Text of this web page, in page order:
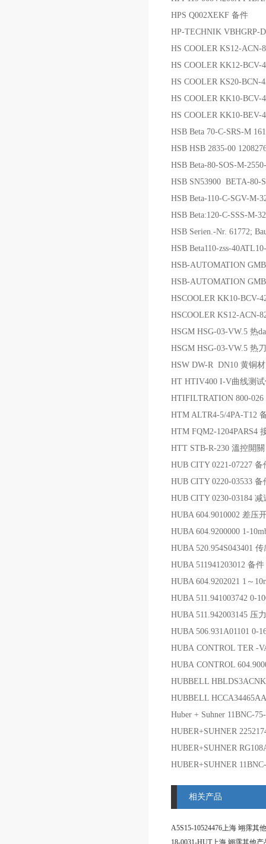
HPS Q002XEKF 备件
HP-TECHNIK VBHGRP-
HS COOLER KS12-ACN-
HS COOLER KK12-BCV-
HS COOLER KS20-BCN-
HS COOLER KK10-BCV-
HS COOLER KK10-BEV-
HSB Beta 70-C-SRS-M
HSB HSB 2835-00
HSB Beta-80-SOS-M-
HSB SN53900 BETA-80-
HSB Beta-110-C-SGV-M-
HSB Beta:120-C-SSS-M-
HSB Serien.-Nr. 61772;
HSB Beta110-zss-
HSB-AUTOMATION
HSB-AUTOMATION
HSCOOLER KK10-BCV-
HSCOOLER KS12-ACN-
HSGM HSG-03-VW.5 热
HSGM HSG-03-VW.5 热刀
HSW DW-R DN10 黄铜
HT HTIV400 I-V曲线测
HTIFILTRATION 800-026
HTM ALTR4-5/4PA-T12
HTM FQM2-1204PARS4
HTT STB-R-230 溫控開關
HUB CITY 0221-07227 备
HUB CITY 0220-03533 备
HUB CITY 0230-03184 减
HUBA 604.9010002 差压
HUBA 604.9200000 1-
HUBA 520.954S043401
HUBA 511941203012 备件
HUBA 604.9202021 1～
HUBA 511.941003742 0-
HUBA 511.942003145 压
HUBA 506.931A01101 0-
HUBA CONTROL TER -
HUBA CONTROL
HUBBELL
HUBBELL
Huber + Suhner 11BNC-
HUBER+SUHNER
HUBER+SUHNER
HUBER+SUHNER
相关产品